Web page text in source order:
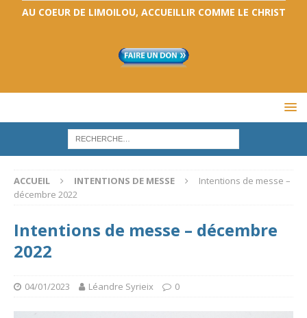
AU COEUR DE LIMOILOU, ACCUEILLIR COMME LE CHRIST
ACCUEIL INTENTIONS DE MESSE
Intentions de messe –
décembre 2022
Intentions de messe – décembre
2022
04/01/2023 Léandre Syrieix 0